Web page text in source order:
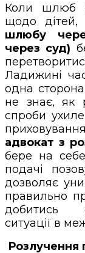
Коли шлюб
щодо
шлюбу
через суд)
Ладижині
одна
не знає, як
спроби
адвокат з
бере на
подачі
дозволяє
правильно
добитись
ситуації в
Розлучення